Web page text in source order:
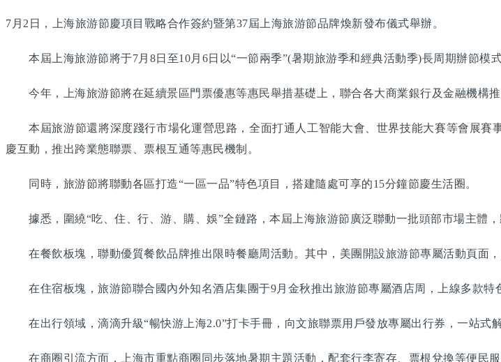
7月2日，上海旅游節慶項目戰略合作簽約暨第37屆上海旅游節品牌煥新發布儀式舉辦。
本屆上海旅游節將于7月8日至10月6日以“一節兩季”(暑期旅游季和經典活動季)長周期辦節模
今年，上海旅游節將在延續景區門票優惠等惠民舉措基礎上，聯合各大商業銀行及金融機構推
本屆旅游節還將深度踐行市場化運營思路，全面打通人工智能大會、世界技能大賽等會展賽
慶互動，推出跨業態聯票、票根互通等惠民機制。
同時，旅游節將聯動各區打造“一區一品”特色項目，搭建隨處可享的15分鐘節慶生活圈。
據悉，圍繞“吃、住、行、游、購、娛”全鏈路，本屆上海旅游節廣泛聯動一批頭部市場主體，
在餐飲板塊，聯動優質餐飲品牌推出限時餐廳周活動。其中，美團開設旅游節專屬活動頁面，
在住宿板塊，旅游節聯合國內外知名酒店集團于9月金秋推出旅游節專屬酒店周，上線多款特
在出行領域，滴滴升級“暢快游上海2.0”打卡手冊，向文旅聯票用戶發放專屬出行券，一站式
在商圈引流方面，上海市重點商圈同步落地暑期主題活動，配套行李寄存、票根兌換等便民服